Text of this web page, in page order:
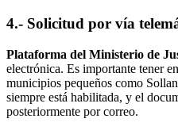
4.- Solicitud por vía
Plataforma del Ministerio de
electrónica. Es importante tener
municipios pequeños como
siempre está habilitada, y el
posteriormente por correo.